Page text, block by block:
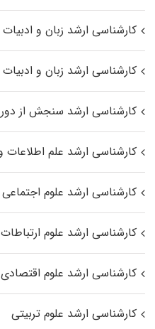
کارشناسی ارشد زبان و ادبیات
کارشناسی ارشد زبان و
کارشناسی ارشد سنجش از
کارشناسی ارشد علم
کارشناسی ارشد علوم اجتماعی
کارشناسی ارشد علوم
کارشناسی ارشد علوم اقتصادی
کارشناسی ارشد علوم تربیتی